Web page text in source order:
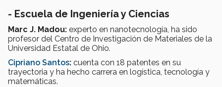
- Escuela de Ingeniería y Ciencias
Marc J. Madou: experto en nanotecnología, ha sido
profesor del Centro de Investigación de Materiales de la
Universidad Estatal de Ohio.
Cipriano Santos: cuenta con 18 patentes en su
trayectoria y ha hecho carrera en logística, tecnología y
matemáticas.